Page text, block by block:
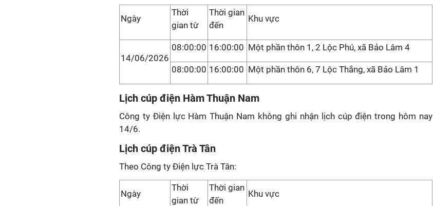
Ngày
Thời
gian từ
Thời gian
đến
Khu vực
14/06/2026
08:00:00 16:00:00 Một phần thôn 1, 2 Lộc Phú, xã Bảo Lâm 4
08:00:00 16:00:00 Một phần thôn 6, 7 Lộc Thắng, xã Bảo Lâm 1
Lịch cúp điện Hàm Thuận Nam
Công ty Điện lực Hàm Thuận Nam không ghi nhận lịch cúp điện trong hôm nay
14/6.
Lịch cúp điện Trà Tân
Theo Công ty Điện lực Trà Tân:
Ngày
Thời
gian từ
Thời gian
đến
Khu vực